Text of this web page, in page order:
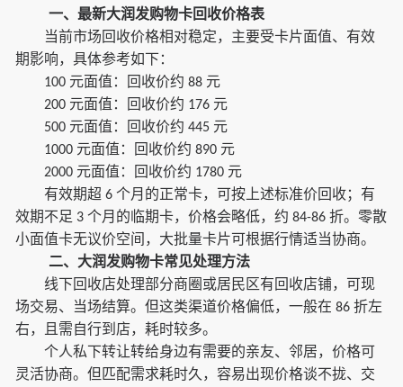
一、最新大润发购物卡回收价格表
当前市场回收价格相对稳定，主要受卡片面值、有效
期影响，具体参考如下：
100 元面值：回收价约 88 元
200 元面值：回收价约 176 元
500 元面值：回收价约 445 元
1000 元面值：回收价约 890 元
2000 元面值：回收价约 1780 元
有效期超 6 个月的正常卡，可按上述标准价回收；有
效期不足 3 个月的临期卡，价格会略低，约 84-86 折。零散
小面值卡无议价空间，大批量卡片可根据行情适当协商。
二、大润发购物卡常见处理方法
线下回收店处理部分商圈或居民区有回收店铺，可现
场交易、当场结算。但这类渠道价格偏低，一般在 86 折左
右，且需自行到店，耗时较多。
个人私下转让转给身边有需要的亲友、邻居，价格可
灵活协商。但匹配需求耗时久，容易出现价格谈不拢、交